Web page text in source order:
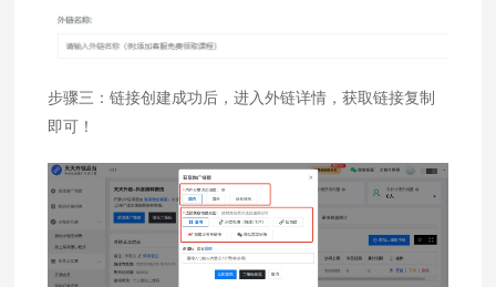
步骤三：链接创建成功后，进入外链详情，获取链接复制
即可！